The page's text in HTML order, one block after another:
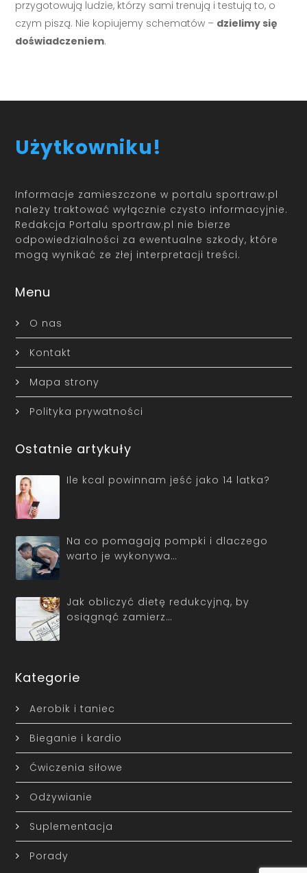
przygotowują ludzie, którzy sami trenują i testują to, o
czym piszą. Nie kopiujemy schematów – dzielimy się
doświadczeniem.
Użytkowniku!
Informacje zamieszczone w portalu sportraw.pl
należy traktować wyłącznie czysto informacyjnie.
Redakcja Portalu sportraw.pl nie bierze
odpowiedzialności za ewentualne szkody, które
mogą wynikać ze złej interpretacji treści.
Menu
O nas
Kontakt
Mapa strony
Polityka prywatności
Ostatnie artykuły
Ile kcal powinnam jeść jako 14 latka?
Na co pomagają pompki i dlaczego
warto je wykonywa…
Jak obliczyć dietę redukcyjną, by
osiągnąć zamierz…
Kategorie
Aerobik i taniec
Bieganie i kardio
Ćwiczenia siłowe
Odżywianie
Suplementacja
Porady